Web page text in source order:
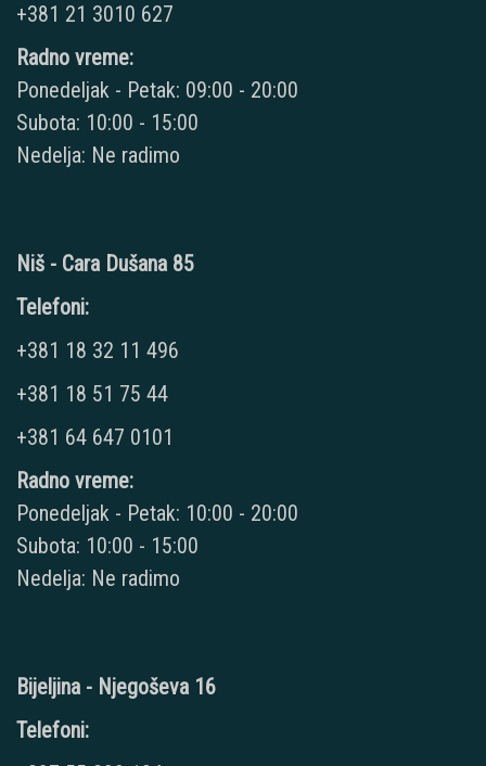
+381 21 3010 627
Radno vreme:
Ponedeljak - Petak: 09:00 - 20:00
Subota: 10:00 - 15:00
Nedelja: Ne radimo
Niš - Cara Dušana 85
Telefoni:
+381 18 32 11 496
+381 18 51 75 44
+381 64 647 0101
Radno vreme:
Ponedeljak - Petak: 10:00 - 20:00
Subota: 10:00 - 15:00
Nedelja: Ne radimo
Bijeljina - Njegoševa 16
Telefoni: